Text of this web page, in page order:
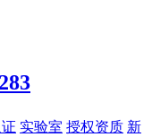
实验室 授权资质 新